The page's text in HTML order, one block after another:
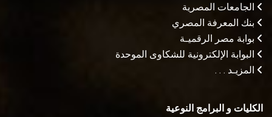
الجامعات المصرية
بنك المعرفة المصري
بوابة مصر الرقميـة
البوابة الإلكترونية للشكاوى الموحدة
المزيـد . . .
الكليات و البرامج النوعية